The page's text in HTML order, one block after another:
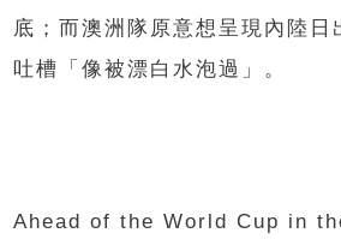
底；而澳洲隊原意想呈現內陸日
吐槽「像被漂白水泡過」。
Ahead of the World Cup in